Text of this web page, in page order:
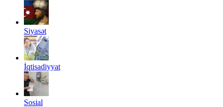
Siyasət
İqtisadiyyat
Sosial